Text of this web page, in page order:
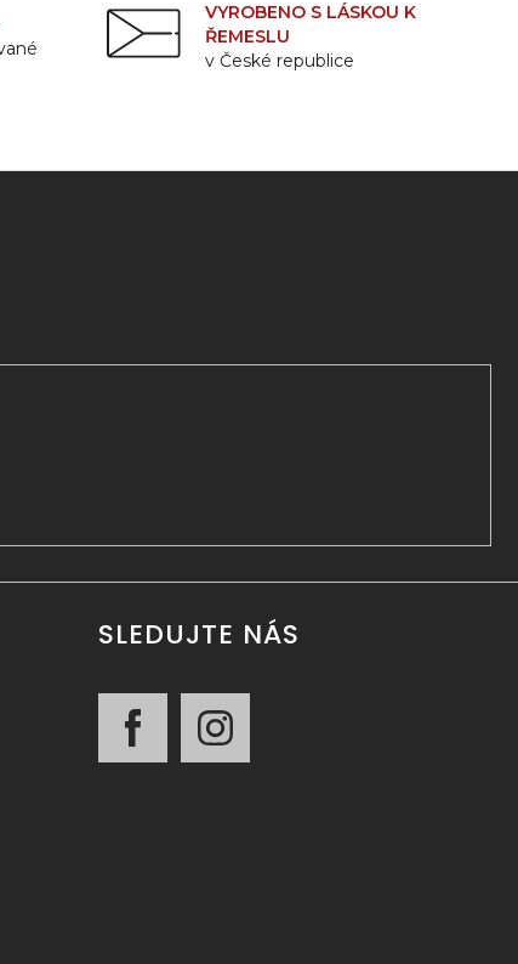
VYROBENO S LÁSKOU K
ŘEMESLU
v České republice
SLEDUJTE NÁS